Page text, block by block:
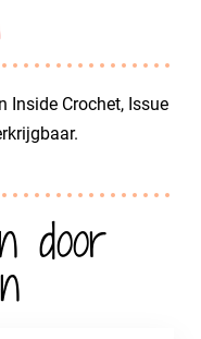
Inside Crochet, Issue
door